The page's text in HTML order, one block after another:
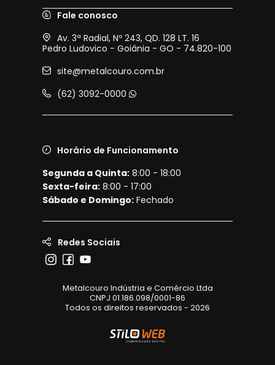
Fale conosco
Av. 3ª Radial, Nº 243, QD. 128 LT. 16
Pedro Ludovico - Goiânia - GO - 74.820-100
site@metalcouro.com.br
(62) 3092-0000
Horário de Funcionamento
Segunda a Quinta: 8:00 - 18:00
Sexta-feira: 8:00 - 17:00
Sábado e Domingo: Fechado
Redes Sociais
Metalcouro Indústria e Comércio Ltda
CNPJ 01.186.098/0001-86
Todos os direitos reservados - 2026